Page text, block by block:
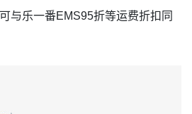
与乐一番EMS95折等运费折扣同